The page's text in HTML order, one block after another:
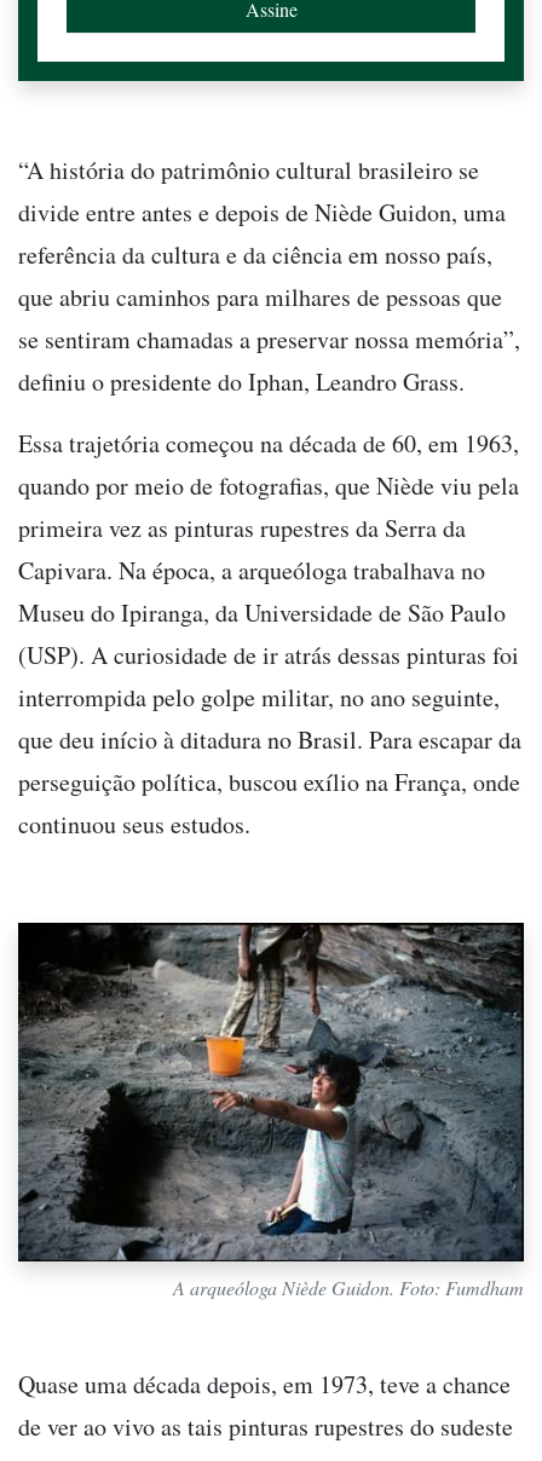
“A história do patrimônio cultural brasileiro se
divide entre antes e depois de Niède Guidon, uma
referência da cultura e da ciência em nosso país,
que abriu caminhos para milhares de pessoas que
se sentiram chamadas a preservar nossa memória”,
definiu o presidente do Iphan, Leandro Grass.
Essa trajetória começou na década de 60, em 1963,
quando por meio de fotografias, que Niède viu pela
primeira vez as pinturas rupestres da Serra da
Capivara. Na época, a arqueóloga trabalhava no
Museu do Ipiranga, da Universidade de São Paulo
(USP). A curiosidade de ir atrás dessas pinturas foi
interrompida pelo golpe militar, no ano seguinte,
que deu início à ditadura no Brasil. Para escapar da
perseguição política, buscou exílio na França, onde
continuou seus estudos.
A arqueóloga Niède Guidon. Foto: Fumdham
Quase uma década depois, em 1973, teve a chance
de ver ao vivo as tais pinturas rupestres do sudeste